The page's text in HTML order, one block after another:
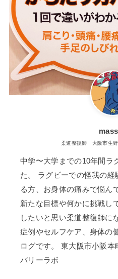
柔道整復師 大阪市生
中学〜大学までの10年間ラ
た。 ラグビーでの怪我の
る方、お身体の痛みで悩ん
新たな目標や何かに挑戦し
したいと思い柔道整復師に
症例やセルフケア、身体の
ログです。 東大阪市小阪
バリーラボ